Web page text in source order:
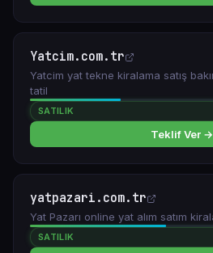
Yatcim.com.tr
Yatcim yat tekne kiralama satış
tatil
SATILIK
Teklif Ver →
yatpazari.com.tr
Yat Pazarı online yat alım satım
SATILIK